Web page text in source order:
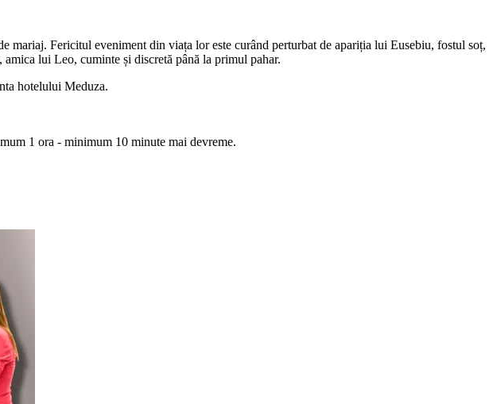
mariaj. Fericitul eveniment din viața lor este curând perturbat de apariția lui Eusebiu, fostul soț,
lui Leo, cuminte și discretă până la primul pahar.
hotelului Meduza.
1 ora - minimum 10 minute mai devreme.